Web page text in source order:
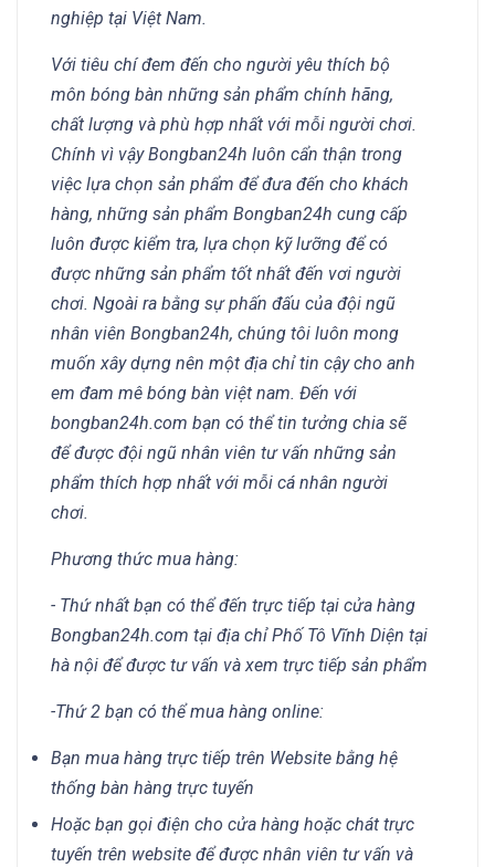
nghiệp tại Việt Nam.
Với tiêu chí đem đến cho người yêu thích bộ
môn bóng bàn những sản phẩm chính hãng,
chất lượng và phù hợp nhất với mỗi người chơi.
Chính vì vậy Bongban24h luôn cẩn thận trong
việc lựa chọn sản phẩm để đưa đến cho khách
hàng, những sản phẩm Bongban24h cung cấp
luôn được kiểm tra, lựa chọn kỹ lưỡng để có
được những sản phẩm tốt nhất đến vơi người
chơi. Ngoài ra bằng sự phấn đấu của đội ngũ
nhân viên Bongban24h, chúng tôi luôn mong
muốn xây dựng nên một địa chỉ tin cậy cho anh
em đam mê bóng bàn việt nam. Đến với
bongban24h.com bạn có thể tin tưởng chia sẽ
để được đội ngũ nhân viên tư vấn những sản
phẩm thích hợp nhất với mỗi cá nhân người
chơi.
Phương thức mua hàng:
- Thứ nhất bạn có thể đến trực tiếp tại cửa hàng
Bongban24h.com tại địa chỉ Phố Tô Vĩnh Diện tại
hà nội để được tư vấn và xem trực tiếp sản phẩm
-Thứ 2 bạn có thể mua hàng online:
Bạn mua hàng trực tiếp trên Website bằng hệ
thống bàn hàng trực tuyến
Hoặc bạn gọi điện cho cửa hàng hoặc chát trực
tuyến trên website để được nhân viên tư vấn và